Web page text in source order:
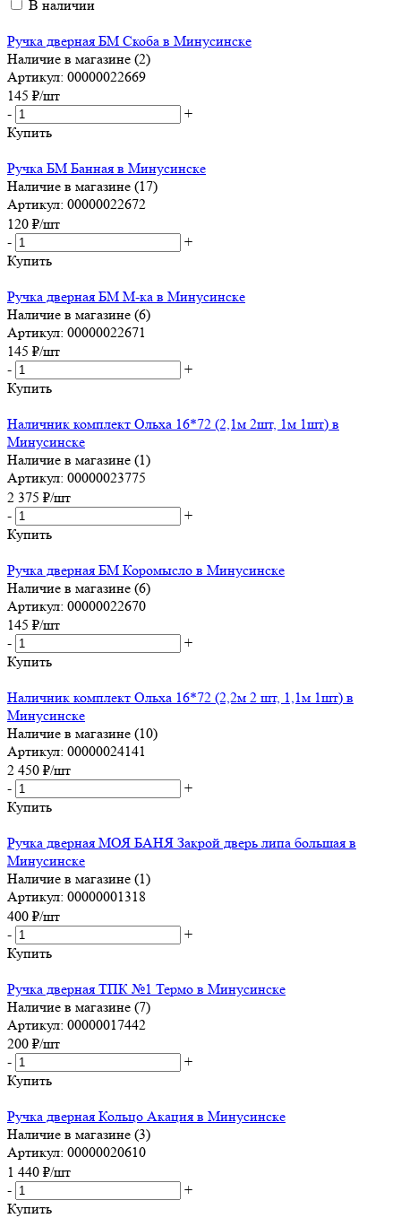
В наличии
Ручка дверная БМ Скоба в Минусинске
Наличие в магазине (2)
Артикул: 00000022669
145 ₽/шт
-
+
Купить
Ручка БМ Банная в Минусинске
Наличие в магазине (17)
Артикул: 00000022672
120 ₽/шт
-
+
Купить
Ручка дверная БМ М-ка в Минусинске
Наличие в магазине (6)
Артикул: 00000022671
145 ₽/шт
-
+
Купить
Наличник комплект Ольха 16*72 (2,1м 2шт, 1м 1шт) в
Минусинске
Наличие в магазине (1)
Артикул: 00000023775
2 375 ₽/шт
-
+
Купить
Ручка дверная БМ Коромысло в Минусинске
Наличие в магазине (6)
Артикул: 00000022670
145 ₽/шт
-
+
Купить
Наличник комплект Ольха 16*72 (2,2м 2 шт, 1,1м 1шт) в
Минусинске
Наличие в магазине (10)
Артикул: 00000024141
2 450 ₽/шт
-
+
Купить
Ручка дверная МОЯ БАНЯ Закрой дверь липа большая в
Минусинске
Наличие в магазине (1)
Артикул: 00000001318
400 ₽/шт
-
+
Купить
Ручка дверная ТПК №1 Термо в Минусинске
Наличие в магазине (7)
Артикул: 00000017442
200 ₽/шт
-
+
Купить
Ручка дверная Кольцо Акация в Минусинске
Наличие в магазине (3)
Артикул: 00000020610
1 440 ₽/шт
-
+
Купить